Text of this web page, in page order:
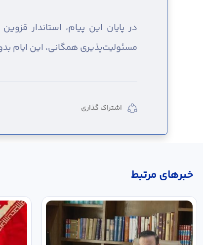
در پایان این پیام، استاندار
مسئولیت‌پذیری همگانی، این ایام
اشتراک گذاری
خبر‌های مرتبط